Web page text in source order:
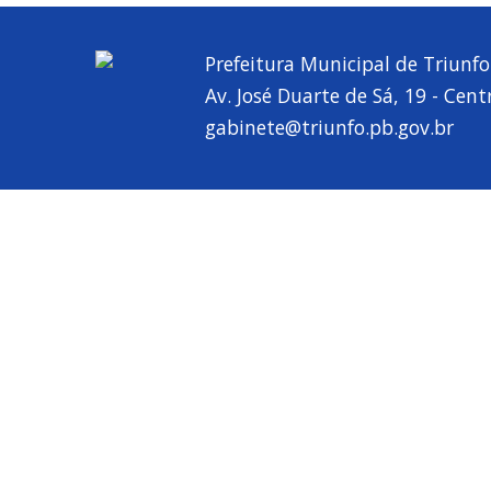
Prefeitura Municipal de Triunfo
Av. José Duarte de Sá, 19 -
gabinete@triunfo.pb.gov.br